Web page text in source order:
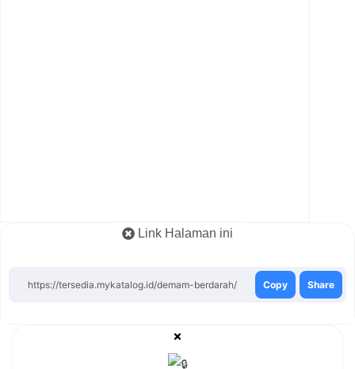
Link Halaman ini
https://tersedia.mykatalog.id/demam-berdarah/ Copy Share